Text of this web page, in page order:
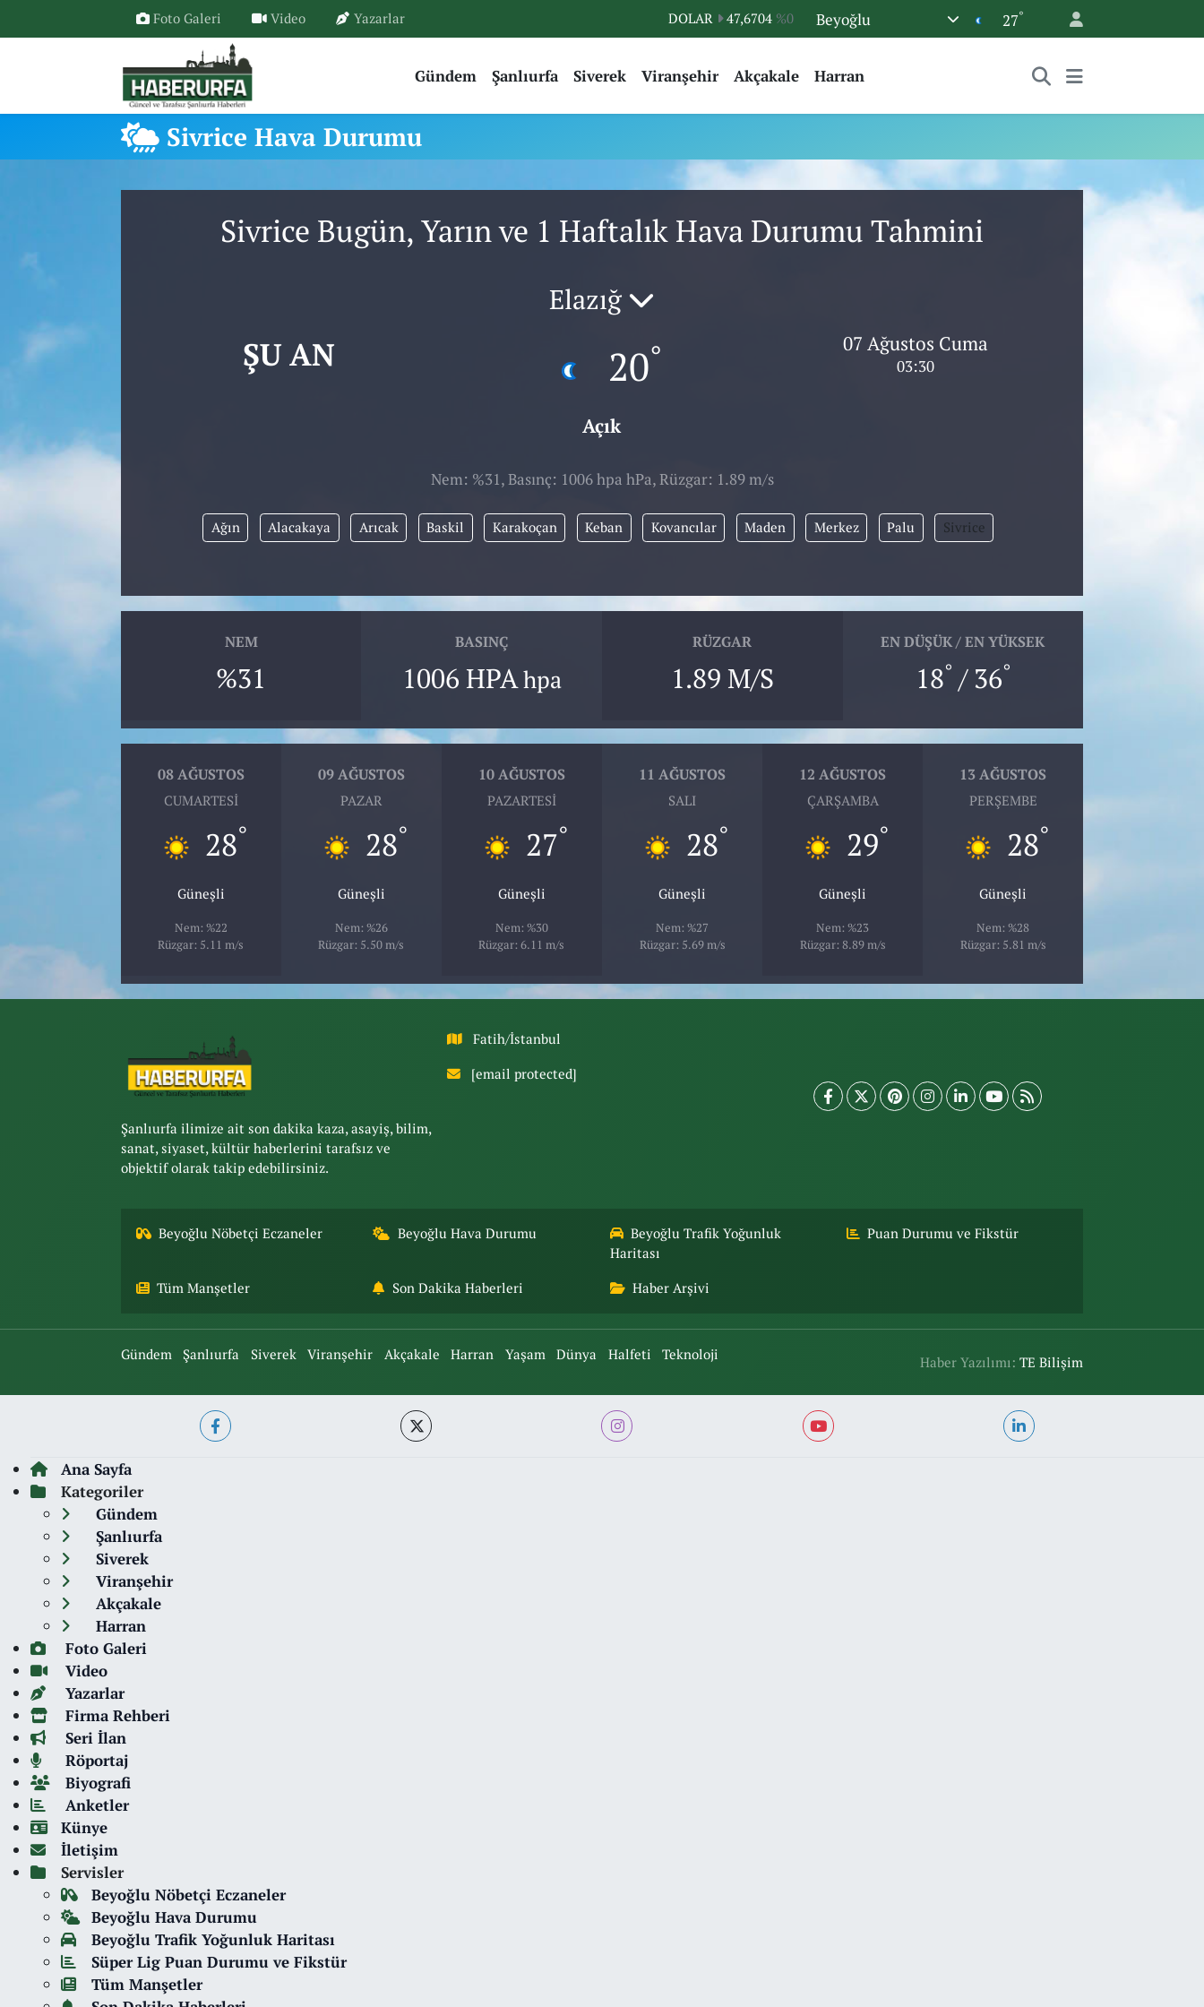
Foto Galeri Video Yazarlar DOLAR 47,6704 %0
STERLİN
64,2143 %0
GRAM ALTIN
6510.40 %0.45
64.225,61
Beyoğlu 27°
Gündem Şanlıurfa Siverek Viranşehir Akçakale Harran
Sivrice Hava Durumu
Sivrice Bugün, Yarın ve 1 Haftalık Hava Durumu Tahmini
ŞU AN
Elazığ
20°
Açık
07 Ağustos Cuma
03:30
Nem: %31, Basınç: 1006 hpa hPa, Rüzgar: 1.89 m/s
Ağın Alacakaya Arıcak Baskil Karakoçan Keban Kovancılar Maden Merkez Palu Sivrice
NEM
%31
BASINÇ
1006 HPAhpa
RÜZGAR
1.89 M/S
EN DÜŞÜK / EN YÜKSEK
18° / 36°
08 AĞUSTOS
CUMARTESI
28°
Güneşli
Nem: %22
Rüzgar: 5.11 m/s
09 AĞUSTOS
PAZAR
28°
Güneşli
Nem: %26
Rüzgar: 5.50 m/s
10 AĞUSTOS
PAZARTESI
27°
Güneşli
Nem: %30
Rüzgar: 6.11 m/s
11 AĞUSTOS
SALI
28°
Güneşli
Nem: %27
Rüzgar: 5.69 m/s
12 AĞUSTOS
ÇARŞAMBA
29°
Güneşli
Nem: %23
Rüzgar: 8.89 m/s
13 AĞUSTOS
PERŞEMBE
28°
Güneşli
Nem: %28
Rüzgar: 5.81 m/s
Şanlıurfa ilimize ait son dakika kaza, asayiş, bilim,
sanat, siyaset, kültür haberlerini tarafsız ve
objektif olarak takip edebilirsiniz.
Fatih/İstanbul
[email protected]
Beyoğlu Nöbetçi Eczaneler Beyoğlu Hava Durumu
Beyoğlu Trafik Yoğunluk
Haritası
Puan Durumu ve Fikstür
Tüm Manşetler Son Dakika Haberleri Haber Arşivi
Gündem Şanlıurfa Siverek Viranşehir Akçakale Harran Yaşam Dünya Halfeti Teknoloji Haber Yazılımı:TE Bilişim
Ana Sayfa
Kategoriler
Gündem
Şanlıurfa
Siverek
Viranşehir
Akçakale
Harran
Foto Galeri
Video
Yazarlar
Firma Rehberi
Seri İlan
Röportaj
Biyografi
Anketler
Künye
İletişim
Servisler
Beyoğlu Nöbetçi Eczaneler
Beyoğlu Hava Durumu
Beyoğlu Trafik Yoğunluk Haritası
Süper Lig Puan Durumu ve Fikstür
Tüm Manşetler